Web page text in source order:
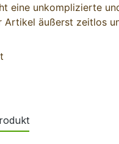
eine unkomplizierte
Artikel äußerst zeitlos